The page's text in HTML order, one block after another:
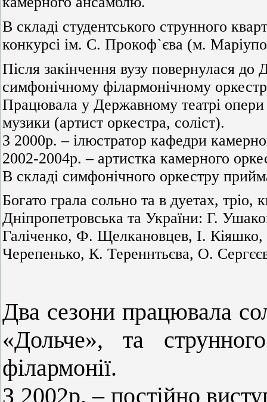
В складі студентського струнного
конкурсі ім. С. Прокоф`єва (м.
Після закінчення вузу повернулася
симфонічному філармонічному
Працювала у Державному театрі опери
музики (артист оркестра, соліст).
З 2000р. – ілюстратор кафедри
2002-2004р. – артистка камерного
В складі симфонічного оркестру
Богато грала сольно та в дуетах,
Дніпропетровська та України: Г.
Галіченко, Ф. Щелкановцев, І.
Черепенько, К. Тереннтьєва, О.
Два сезони працювала
«Дольче», та
філармонії.
З 2002р.– постійно